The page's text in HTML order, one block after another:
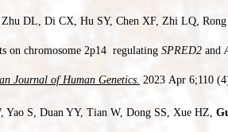
, Zhu DL, Di CX, Hu SY, Chen XF, Zhi LQ,
on chromosome 2p14 regulating SPRED2 and
Journal of Human Genetics. 2023 Apr 6;110
Yao S, Duan YY, Tian W, Dong SS, Xue HZ,